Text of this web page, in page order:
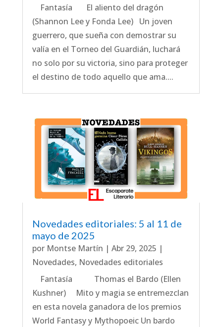
Fantasía El aliento del dragón
(Shannon Lee y Fonda Lee) Un joven
guerrero, que sueña con demostrar su
valía en el Torneo del Guardián, luchará
no solo por su victoria, sino para proteger
el destino de todo aquello que ama....
Novedades editoriales: 5 al 11 de
mayo de 2025
por Montse Martín | Abr 29, 2025 |
Novedades, Novedades editoriales
Fantasía Thomas el Bardo (Ellen
Kushner) Mito y magia se entremezclan
en esta novela ganadora de los premios
World Fantasy y Mythopoeic Un bardo